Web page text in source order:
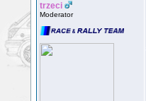
trzeci
Moderator